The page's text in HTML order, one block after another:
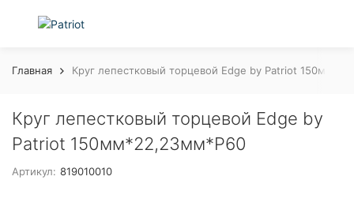
Главная Круг лепестковый торцевой Edge by Patriot
Круг лепестковый торцевой Edge by
Patriot 150мм*22,23мм*P60
Артикул: 819010010